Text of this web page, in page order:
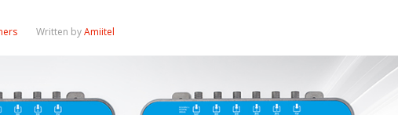
Written byAmiitel